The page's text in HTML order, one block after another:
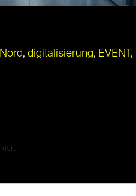
, digitalisierung, EVENT,